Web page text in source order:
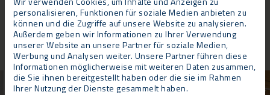
personalisieren, Funktionen für soziale Medien anbieten zu
können und die Zugriffe auf unsere Website zu analysieren.
Außerdem geben wir Informationen zu Ihrer Verwendung
unserer Website an unsere Partner für soziale Medien,
Werbung und Analysen weiter. Unsere Partner führen diese
Informationen möglicherweise mit weiteren Daten zusammen,
die Sie ihnen bereitgestellt haben oder die sie im Rahmen
Ihrer Nutzung der Dienste gesammelt haben.
vergleicht, sieht man die Entwicklung und den Fortschritt, die
Neptunus genommen hat. Neptunus kann stolz sein auf die
Ruskahal, genauso wie wir.“